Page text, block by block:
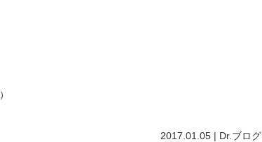
2017.01.05 | Dr.ブログ